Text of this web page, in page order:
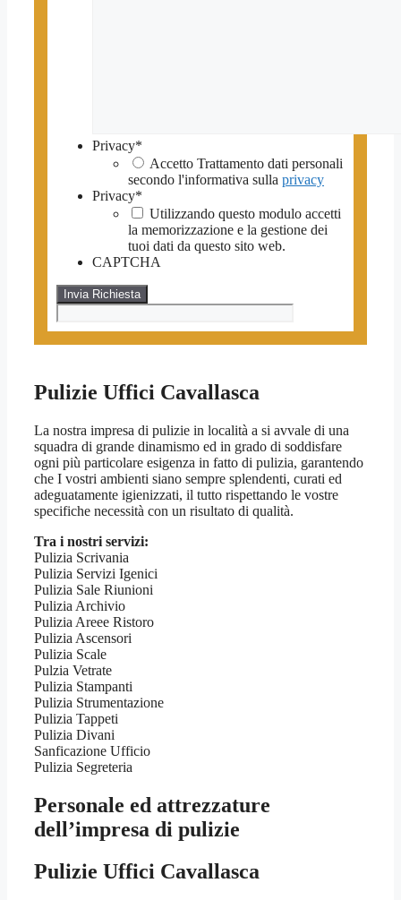
Privacy*
Accetto Trattamento dati personali
secondo l'informativa sulla privacy
Privacy*
Utilizzando questo modulo accetti
la memorizzazione e la gestione dei
tuoi dati da questo sito web.
CAPTCHA
Pulizie Uffici Cavallasca
La nostra impresa di pulizie in località a si avvale di una
squadra di grande dinamismo ed in grado di soddisfare
ogni più particolare esigenza in fatto di pulizia, garantendo
che I vostri ambienti siano sempre splendenti, curati ed
adeguatamente igienizzati, il tutto rispettando le vostre
specifiche necessità con un risultato di qualità.
Tra i nostri servizi:
Pulizia Scrivania
Pulizia Servizi Igenici
Pulizia Sale Riunioni
Pulizia Archivio
Pulizia Areee Ristoro
Pulizia Ascensori
Pulizia Scale
Pulzia Vetrate
Pulizia Stampanti
Pulizia Strumentazione
Pulizia Tappeti
Pulizia Divani
Sanficazione Ufficio
Pulizia Segreteria
Personale ed attrezzature
dell’impresa di pulizie
Pulizie Uffici Cavallasca